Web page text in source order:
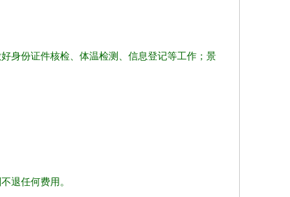
身份证件核检、体温检测、信息登记等工作；景
退任何费用。